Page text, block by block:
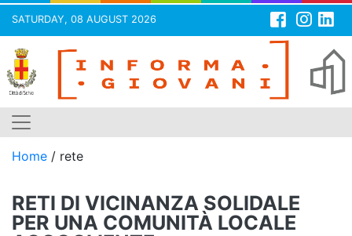
SATURDAY, 08 AUGUST 2026
Skip
content
Home / rete
RETI DI VICINANZA SOLIDALE
PER UNA COMUNITÀ LOCALE